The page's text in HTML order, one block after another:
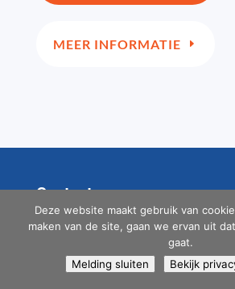
MEER INFORMATIE
Contact
EBC Taleninstituut
4611 AL Bergen op Zoom
Deze website maakt gebruik van
maken van de site, gaan we ervan uit
gaat.
Melding sluiten
Bekijk